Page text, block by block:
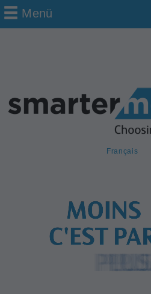
Français
Menü